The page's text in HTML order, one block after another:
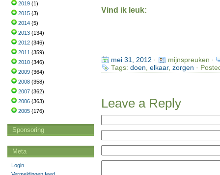
Vind ik leuk:
mei 31, 2012 ·
mijnspreuken ·
Tags: doen elkaar, zorgen ·
Leave a Reply
2019 (1)
2015 (3)
2014 (5)
2013 (134)
2012 (346)
2011 (359)
2010 (346)
2009 (364)
2008 (358)
2007 (362)
2006 (363)
2005 (176)
Sponsoring
Meta
Login